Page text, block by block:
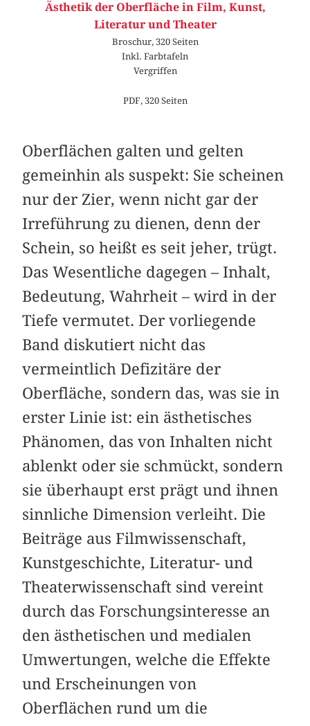
Ästhetik der Oberfläche in Film, Kunst,
Literatur und Theater
Broschur, 320 Seiten
Inkl. Farbtafeln
Vergriffen
PDF, 320 Seiten
Oberflächen galten und gelten
gemeinhin als suspekt: Sie scheinen
nur der Zier, wenn nicht gar der
Irreführung zu dienen, denn der
Schein, so heißt es seit jeher, trügt.
Das Wesentliche dagegen – Inhalt,
Bedeutung, Wahrheit – wird in der
Tiefe vermutet. Der vorliegende
Band diskutiert nicht das
vermeintlich Defizitäre der
Oberfläche, sondern das, was sie in
erster Linie ist: ein ästhetisches
Phänomen, das von Inhalten nicht
ablenkt oder sie schmückt, sondern
sie überhaupt erst prägt und ihnen
sinnliche Dimension verleiht. Die
Beiträge aus Filmwissenschaft,
Kunstgeschichte, Literatur- und
Theaterwissenschaft sind vereint
durch das Forschungsinteresse an
den ästhetischen und medialen
Umwertungen, welche die Effekte
und Erscheinungen von
Oberflächen rund um die